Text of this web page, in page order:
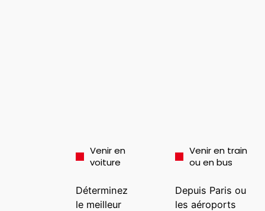
Venir en
voiture
Déterminez
le meilleur
Venir en train
ou en bus
Depuis Paris ou
les aéroports